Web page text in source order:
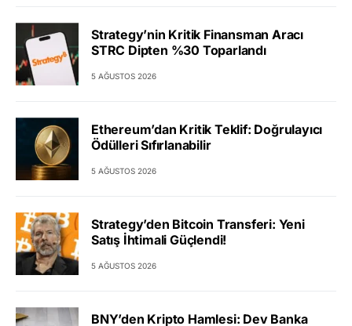
Strategy’nin Kritik Finansman Aracı
STRC Dipten %30 Toparlandı
5 AĞUSTOS 2026
Ethereum’dan Kritik Teklif: Doğrulayıcı
Ödülleri Sıfırlanabilir
5 AĞUSTOS 2026
Strategy’den Bitcoin Transferi: Yeni
Satış İhtimali Güçlendi!
5 AĞUSTOS 2026
BNY’den Kripto Hamlesi: Dev Banka